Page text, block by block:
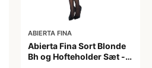
ABIERTA FINA
Abierta Fina Sort Blonde
Bh og Hofteholder Sæt -